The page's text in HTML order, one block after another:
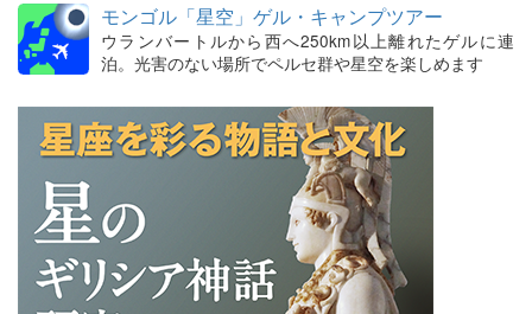
モンゴル「星空」ゲル・キャンプツアー
ウランバートルから西へ250km以上離れたゲルに連
泊。光害のない場所でペルセ群や星空を楽しめます